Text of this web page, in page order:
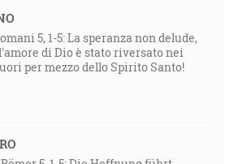
5, 1-5: La speranza non delude,
di Dio è stato riversato nei
per mezzo dello Spirito Santo!